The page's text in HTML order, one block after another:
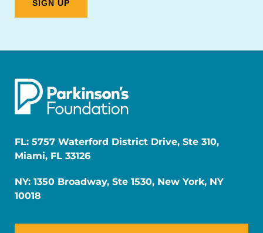
FL: 5757 Waterford District Drive, Ste 310,
Miami, FL 33126
NY: 1350 Broadway, Ste 1530, New York, NY
10018